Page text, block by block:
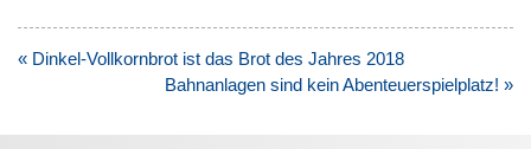
Beitragsnavigation
« Dinkel-Vollkornbrot ist das Brot des Jahres 2018
Bahnanlagen sind kein Abenteuerspielplatz! »